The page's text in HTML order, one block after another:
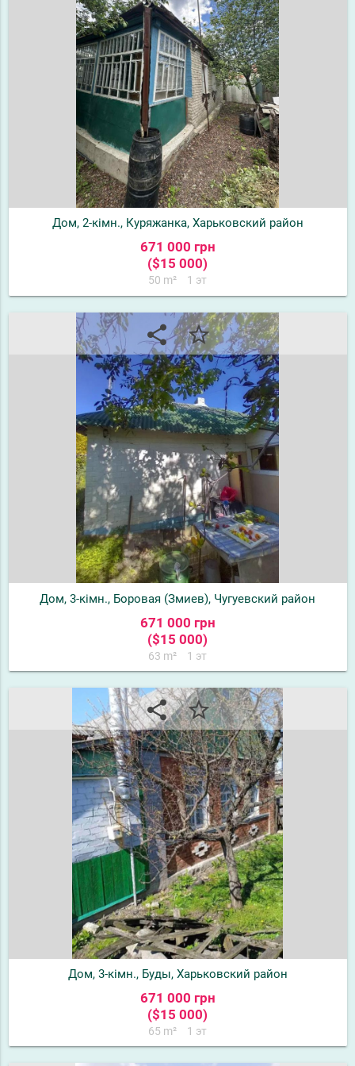
Дом, 2-кімн., Куряжанка, Харьковский район
671 000 грн
($15 000)
50 m² 1 эт
share star_border
Дом, 3-кімн., Боровая (Змиев), Чугуевский район
671 000 грн
($15 000)
63 m² 1 эт
share star_border
Дом, 3-кімн., Буды, Харьковский район
671 000 грн
($15 000)
65 m² 1 эт